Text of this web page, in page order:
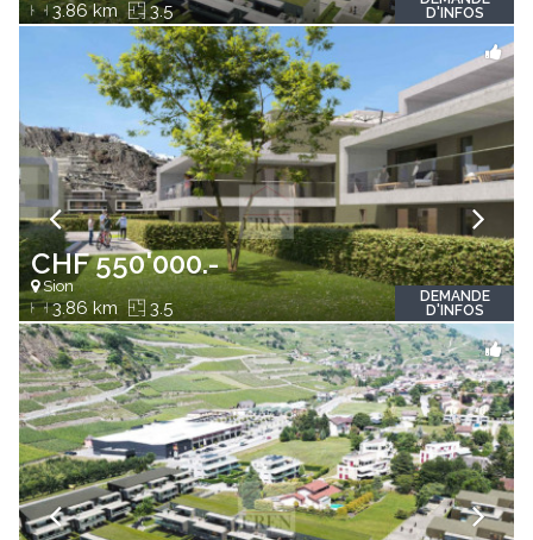
3.86 km 3.5
D'INFOS
CHF 550'000.-
Sion
3.86 km 3.5
DEMANDE
D'INFOS